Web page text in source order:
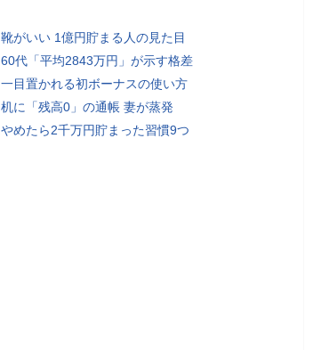
靴がいい 1億円貯まる人の見た目
60代「平均2843万円」が示す格差
一目置かれる初ボーナスの使い方
机に「残高0」の通帳 妻が蒸発
やめたら2千万円貯まった習慣9つ